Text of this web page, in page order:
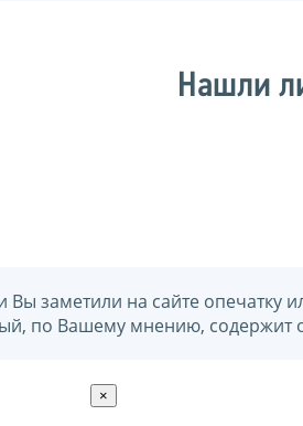
Нашли
Вы заметили на сайте опечатку
по Вашему мнению,
×